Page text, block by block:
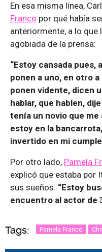
En esa misma línea,
Franco por qué había
anteriormente, a lo
agobiada de la prensa:
“Estoy cansada pues,
ponen a uno, en otro
ponen vidente, dicen
hablar, que hablen,
tenía un novio que me
estoy en la
invertido en mi
Por otro lado, Pamela
explicó que estaba por
sus sueños. “Estoy
encuentro al actor de
Tags: Pamela Franco